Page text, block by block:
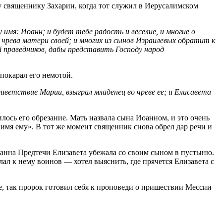
Захарии, когда тот служил в Иерусалимском
Иоанн; и будет тебе радость и веселие, и многие о
матери своей; и многих из сынов Израилевых обратит к
дабы представить Господу народ
его немотой.
Марии, взыграл младенец во чреве ее; и Елисавета
его обрезание. Мать назвала сына Иоанном, и это очень
ему». В тот же момент священник снова обрел дар речи и
Предтечи Елизавета убежала со своим сыном в пустыню.
к нему воинов — хотел выяснить, где прячется Елизавета с
пророк готовил себя к проповеди о пришествии Мессии